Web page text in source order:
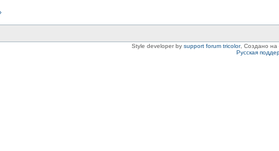
Style developer by support forum tricolor, Создано на
Русская